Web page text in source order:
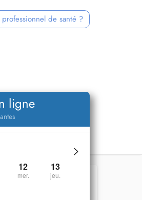
de santé ?
ligne
>
12
mer.
13
jeu.